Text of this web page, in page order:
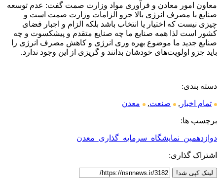
معاون امور معادن و فرآوری مواد وزارت صمت گفت: عدم توسعه
صنایع با مصرف انرژی بالا جزو الزامات وزارت صمت است و
چیزی نیست که اختیار یا انتخاب باشد بلکه الزام و اجبار فضای
کشور است لذا همه صنایع ما چه صنایع متقدم و پیشکسوت و چه
صنایع جدید ما موضوع بهره وری انرژی و کاهش مصرف انرژی را
باید جزو اولویت‌های خودشان بدانند و گریزی از این وجود ندارد.
دسته بندی:
تمام اخبار , صنعت, معدن
برچسب ها:
دوازدهمین_نمایشگاه_سرمایه_گذاری_معدن
اشتراک گذاری:
لینک کپی شد!